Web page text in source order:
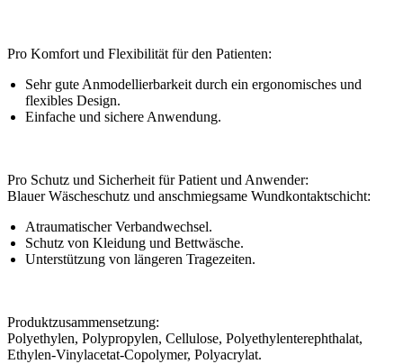
Pro Komfort und Flexibilität für den Patienten:
Sehr gute Anmodellierbarkeit durch ein ergonomisches und
flexibles Design.
Einfache und sichere Anwendung.
Pro Schutz und Sicherheit für Patient und Anwender:
Blauer Wäscheschutz und anschmiegsame Wundkontaktschicht:
Atraumatischer Verbandwechsel.
Schutz von Kleidung und Bettwäsche.
Unterstützung von längeren Tragezeiten.
Produktzusammensetzung:
Polyethylen, Polypropylen, Cellulose, Polyethylenterephthalat,
Ethylen-Vinylacetat-Copolymer, Polyacrylat.